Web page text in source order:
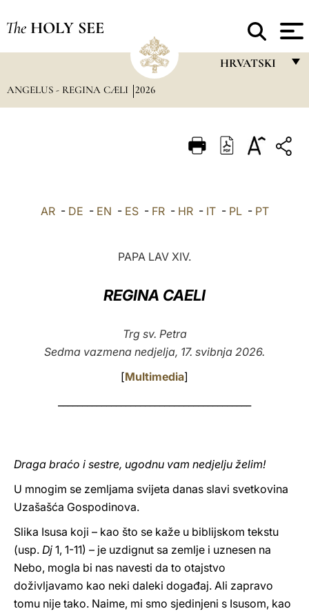
The HOLY SEE
HRVATSKI
ITALIANO
ANGELUS - REGINA CÆLI 2026
AR- DE - EN - ES- FR- HR- IT- PL- PT
PAPA LAV XIV.
REGINA CAELI
Trg sv. Petra
Sedma vazmena nedjelja, 17. svibnja 2026.
[Multimedia]
Draga braćo i sestre, ugodnu vam nedjelju želim!
U mnogim se zemljama svijeta danas slavi svetkovina
Uzašašća Gospodinova.
Slika Isusa koji – kao što se kaže u biblijskom tekstu
(usp. Dj 1, 1-11) – je uzdignut sa zemlje i uznesen na
Nebo, mogla bi nas navesti da to otajstvo
doživljavamo kao neki daleki događaj. Ali zapravo
tomu nije tako. Naime, mi smo sjedinjeni s Isusom, kao